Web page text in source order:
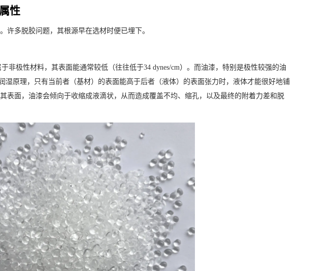
性
许多脱胶问题，其根源早在选材时便已埋下。
非极性材料，其表面能通常较低（往往低于34 dynes/cm）。而油漆，特别是极性较强的油
湿原理，只有当前者（基材）的表面能高于后者（液体）的表面张力时，液体才能很好地铺
表面，油漆会倾向于收缩成液滴状，从而造成覆盖不均、缩孔，以及最终的附着力差和脱